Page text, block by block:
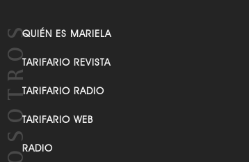
QUIÉN ES MARIELA
TARIFARIO REVISTA
TARIFARIO RADIO
TARIFARIO WEB
RADIO